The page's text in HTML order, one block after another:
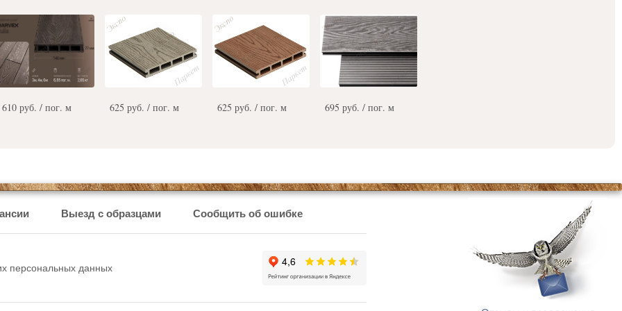
610 руб. / пог. м 625 руб. / пог. м 625 руб. / пог. м 695 руб. / пог. м
Выезд с образцами Сообщить об ошибке
персональных данных